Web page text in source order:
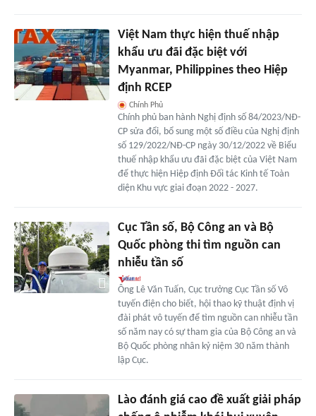
Việt Nam thực hiện thuế nhập
khẩu ưu đãi đặc biệt với
Myanmar, Philippines theo Hiệp
định RCEP
Chính Phủ
Chính phủ ban hành Nghị định số 84/2023/NĐ-
CP sửa đổi, bổ sung một số điều của Nghị định
số 129/2022/NĐ-CP ngày 30/12/2022 về Biểu
thuế nhập khẩu ưu đãi đặc biệt của Việt Nam
để thực hiện Hiệp định Đối tác Kinh tế Toàn
diện Khu vực giai đoạn 2022 - 2027.
Cục Tần số, Bộ Công an và Bộ
Quốc phòng thi tìm nguồn can
nhiễu tần số
Ông Lê Văn Tuấn, Cục trưởng Cục Tần số Vô
tuyến điện cho biết, hội thao kỹ thuật định vị
đài phát vô tuyến để tìm nguồn can nhiễu tần
số năm nay có sự tham gia của Bộ Công an và
Bộ Quốc phòng nhân kỷ niệm 30 năm thành
lập Cục.
Lào đánh giá cao đề xuất giải pháp